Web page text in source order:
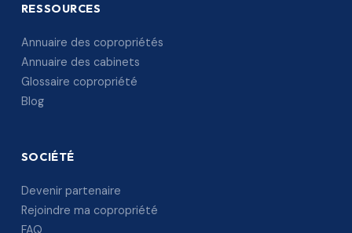
RESSOURCES
Annuaire des copropriétés
Annuaire des cabinets
Glossaire copropriété
Blog
SOCIÉTÉ
Devenir partenaire
Rejoindre ma copropriété
FAQ